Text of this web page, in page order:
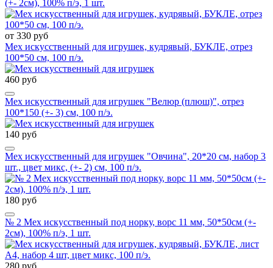
(+- 2см), 100% п/э, 1 шт.
от 330 руб
Мех искусственный для игрушек, кудрявый, БУКЛЕ, отрез
100*50 см, 100 п/э.
460 руб
Мех искусственный для игрушек "Велюр (плюш)", отрез
100*150 (+- 3) см, 100 п/э.
140 руб
Мех искусственный для игрушек "Овчина", 20*20 см, набор 3
шт., цвет микс, (+- 2) см, 100 п/э.
180 руб
№ 2 Мех искусственный под норку, ворс 11 мм, 50*50см (+-
2см), 100% п/э, 1 шт.
280 руб